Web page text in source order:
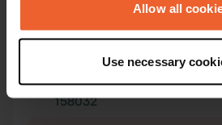
the Privacy trigger icon.
Collect information about your
which can be accurate to
Identify your device by actively
Allow all
Use necessary
50° 7' 28" N 5° 5' 37" W
50.1244988 -5.0937483
Codice sito
158032